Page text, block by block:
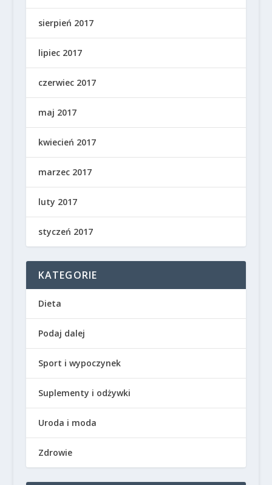
sierpień 2017
lipiec 2017
czerwiec 2017
maj 2017
kwiecień 2017
marzec 2017
luty 2017
styczeń 2017
KATEGORIE
Dieta
Podaj dalej
Sport i wypoczynek
Suplementy i odżywki
Uroda i moda
Zdrowie